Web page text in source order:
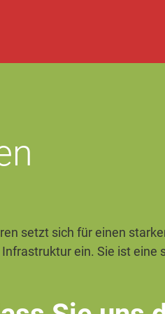
setzt sich für einen
ein. Sie ist eine